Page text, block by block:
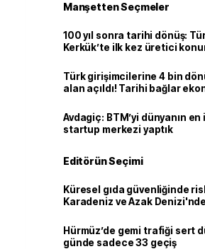
Manşetten Seçmeler
100 yıl sonra tarihi dönüş:
Kerkük’te ilk kez üretici
Türk girişimcilerine 4 bin
alan açıldı! Tarihi bağlar
Avdagiç: BTM’yi dünyanın en
startup merkezi yaptık
Editörün Seçimi
Küresel gıda güvenliğinde
Karadeniz ve Azak Denizi'nde
Hürmüz’de gemi trafiği sert
günde sadece 33 geçiş